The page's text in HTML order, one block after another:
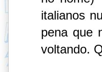
italianos
pena que
voltando.